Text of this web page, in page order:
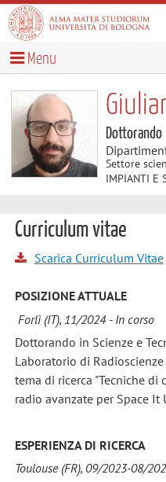
Menu
Dottorando
Settore
IMPIANTI E
Curriculum vitae
Scarica Curriculum Vitae
POSIZIONE ATTUALE
Forlì (IT), 11/2024 - In corso
Dottorando in Scienze e
Laboratorio di
tema di ricerca "Tecniche
radio avanzate per Space It
ESPERIENZA DI RICERCA
Toulouse (FR), 09/2023-08/